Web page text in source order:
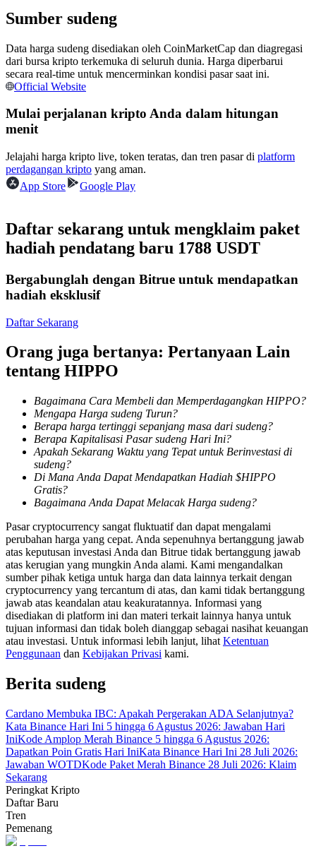
Copy Trading
Bergabunglah dengan pedagang top
Menjadi Pedagang Salinan
Nikmati pembagian keuntungan dan komisi copy trading
Informasi
Analisis data besar termasuk info perdagangan, dll.
Memandu
Panduan Pemula Berjangka
Strategi perdagangan
Pelajari cara untuk tetap menghasilkan keuntungan
Sumber sudeng
Data harga sudeng disediakan oleh CoinMarketCap dan diagregasi
dari bursa kripto terkemuka di seluruh dunia. Harga diperbarui
secara real-time untuk mencerminkan kondisi pasar saat ini.
Official Website
Mulai perjalanan kripto Anda dalam hitungan
menit
Jelajahi harga kripto live, token teratas, dan tren pasar di platform
perdagangan kripto yang aman.
App Store
Google Play
Daftar sekarang untuk mengklaim paket
hadiah pendatang baru 1788 USDT
Bergabunglah dengan Bitrue untuk mendapatkan
hadiah eksklusif
Daftar Sekarang
Orang juga bertanya: Pertanyaan Lain
tentang HIPPO
Bagaimana Cara Membeli dan Memperdagangkan HIPPO?
Mengapa Harga sudeng Turun?
Berapa harga tertinggi sepanjang masa dari sudeng?
Berapa Kapitalisasi Pasar sudeng Hari Ini?
Apakah Sekarang Waktu yang Tepat untuk Berinvestasi di
sudeng?
Di Mana Anda Dapat Mendapatkan Hadiah $HIPPO
Gratis?
Bagaimana Anda Dapat Melacak Harga sudeng?
Pasar cryptocurrency sangat fluktuatif dan dapat mengalami
perubahan harga yang cepat. Anda sepenuhnya bertanggung jawab
atas keputusan investasi Anda dan Bitrue tidak bertanggung jawab
atas kerugian yang mungkin Anda alami. Kami mengandalkan
sumber pihak ketiga untuk harga dan data lainnya terkait dengan
cryptocurrency yang tercantum di atas, dan kami tidak bertanggung
jawab atas keandalan atau keakuratannya. Informasi yang
disediakan di platform ini dan materi terkait lainnya hanya untuk
tujuan informasi dan tidak boleh dianggap sebagai nasihat keuangan
atau investasi. Untuk informasi lebih lanjut, lihat Ketentuan
Penggunaan dan Kebijakan Privasi kami.
Berita sudeng
Cardano Membuka IBC: Apakah Pergerakan ADA Selanjutnya?
Kata Binance Hari Ini 5 hingga 6 Agustus 2026: Jawaban Hari
IniKode Amplop Merah Binance 5 hingga 6 Agustus 2026:
Dapatkan Poin Gratis Hari IniKata Binance Hari Ini 28 Juli 2026:
Jawaban WOTDKode Paket Merah Binance 28 Juli 2026: Klaim
Sekarang
Peringkat Kripto
Daftar Baru
Tren
Pemenang